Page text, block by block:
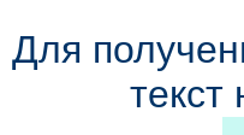
Для
текст